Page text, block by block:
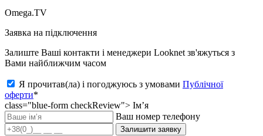
Omega.TV
Заявка на підключення
Залиште Ваші контакти і менеджери Looknet зв'яжуться з
Вами найближчим часом
Я прочитав(ла) і погоджуюсь з умовами Публічної
оферти*
class="blue-form checkReview"> Ім’я
Ваш номер телефону
Залишити заявку